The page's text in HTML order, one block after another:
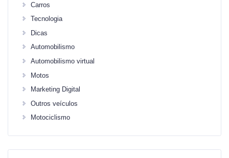
Carros
Tecnologia
Dicas
Automobilismo
Automobilismo virtual
Motos
Marketing Digital
Outros veículos
Motociclismo